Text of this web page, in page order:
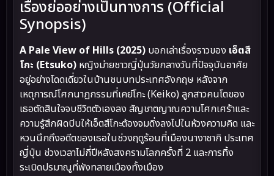
เรื่องย่ออย่างเป็นทางการ (Official
Synopsis)
A Pale View of Hills (2025) บอกเล่าเรื่องราวของ เอ็ตสึ
โกะ (Etsuko) หญิงม่ายชาวญี่ปุ่นวัยกลางวันที่ปัจจุบันอาศัย
อยู่อย่างโดดเดี่ยวในบ้านชนบทประเทศอังกฤษ หลังจาก
เหตุการณ์โศกนาฏกรรมที่เคย์โกะ (Keiko) ลูกสาวคนโตของ
เธอตัดสินใจจบชีวิตตัวเองลง สัญชาตญาณความโศกเศร้าและ
ความรู้สึกผิดบีบให้เอ็ตสึโกะต้องจมดิ่งลงไปในห้วงความคิด และ
หวนนึกถึงอดีตของเธอในช่วงฤดูร้อนที่เมืองนางาซากิ ประเทศ
ญี่ปุ่น ช่วงเวลาไม่กี่ปีหลังสงครามโลกครั้งที่ 2 และการทิ้ง
ระเบิดปรมาณูที่พังทลายเมืองทั้งเมือง